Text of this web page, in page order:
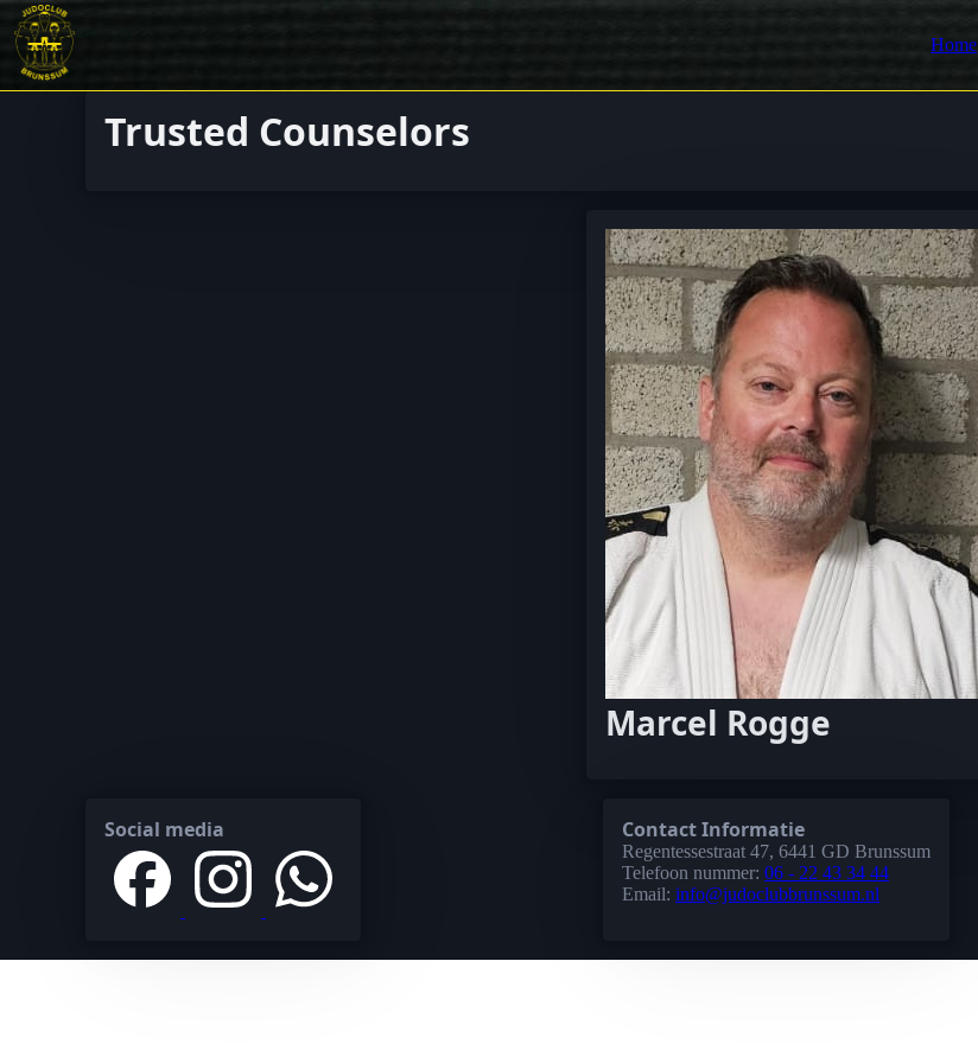
Home
Trusted Counselors
Marcel Rogge
Social media Contact Informatie
Regentessestraat 47, 6441 GD Brunssum
Telefoon nummer: 06 - 22 43 34 44
Email: info@judoclubbrunssum.nl